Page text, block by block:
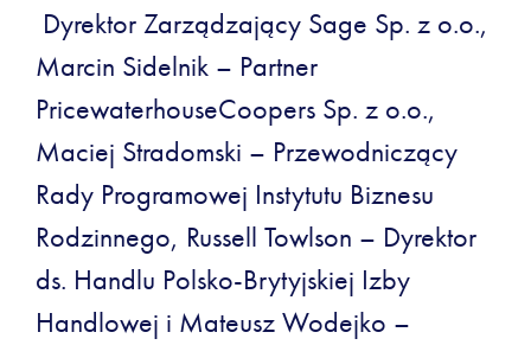
Dyrektor Zarządzający Sage Sp. z o.o.,
Marcin Sidelnik – Partner
PricewaterhouseCoopers Sp. z o.o.,
Maciej Stradomski – Przewodniczący
Rady Programowej Instytutu Biznesu
Rodzinnego, Russell Towlson – Dyrektor
ds. Handlu Polsko-Brytyjskiej Izby
Handlowej i Mateusz Wodejko –